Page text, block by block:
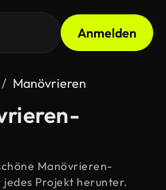
Anmelden
Manövrieren
Manövrieren-
Projekt herunter.